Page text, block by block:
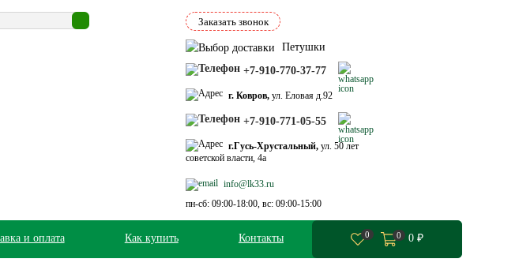
Заказать звонок
Петушки
+7-910-770-37-77
г. Ковров, ул. Еловая д.92
+7-910-771-05-55
г.Гусь-Хрустальный, ул. 50 лет
советской власти, 4а
info@lk33.ru
пн-сб: 09:00-18:00, вс: 09:00-15:00
и оплата Как купить Контакты 0 0 0 ₽